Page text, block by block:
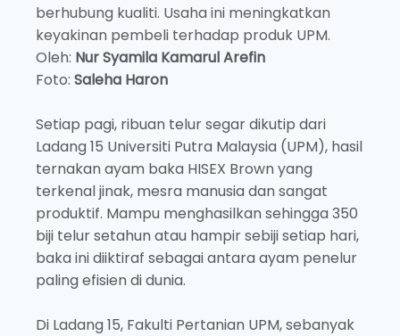
berhubung kualiti. Usaha ini meningkatkan
keyakinan pembeli terhadap produk UPM.
Oleh: Nur Syamila Kamarul Arefin
Foto: Saleha Haron
Setiap pagi, ribuan telur segar dikutip dari
Ladang 15 Universiti Putra Malaysia (UPM), hasil
ternakan ayam baka HISEX Brown yang
terkenal jinak, mesra manusia dan sangat
produktif. Mampu menghasilkan sehingga 350
biji telur setahun atau hampir sebiji setiap hari,
baka ini diiktiraf sebagai antara ayam penelur
paling efisien di dunia.
Di Ladang 15, Fakulti Pertanian UPM, sebanyak